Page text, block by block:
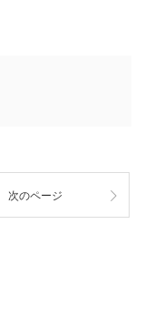
次のページ